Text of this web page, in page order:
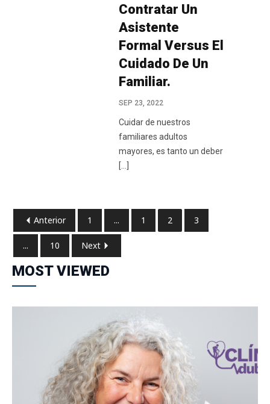
Contratar Un
Asistente
Formal Versus El
Cuidado De Un
Familiar.
SEP 23, 2022
Cuidar de nuestros
familiares adultos
mayores, es tanto un deber
[…]
Anterior 1 ... 1 2 3
... 10 Next
MOST VIEWED